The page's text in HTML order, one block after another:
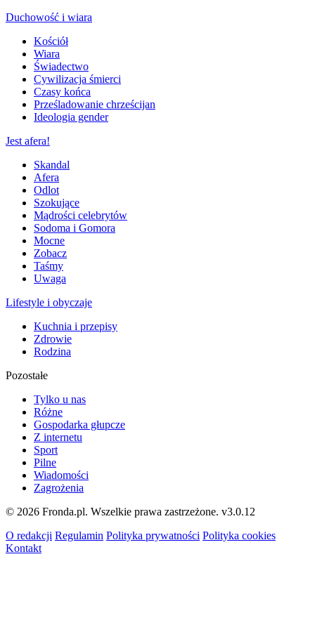
Duchowość i wiara
Kościół
Wiara
Świadectwo
Cywilizacja śmierci
Czasy końca
Prześladowanie chrześcijan
Ideologia gender
Jest afera!
Skandal
Afera
Odlot
Szokujące
Mądrości celebrytów
Sodoma i Gomora
Mocne
Zobacz
Taśmy
Uwaga
Lifestyle i obyczaje
Kuchnia i przepisy
Zdrowie
Rodzina
Pozostałe
Tylko u nas
Różne
Gospodarka głupcze
Z internetu
Sport
Pilne
Wiadomości
Zagrożenia
© 2026 Fronda.pl. Wszelkie prawa zastrzeżone. v3.0.12
O redakcji Regulamin Polityka prywatności Polityka cookies
Kontakt